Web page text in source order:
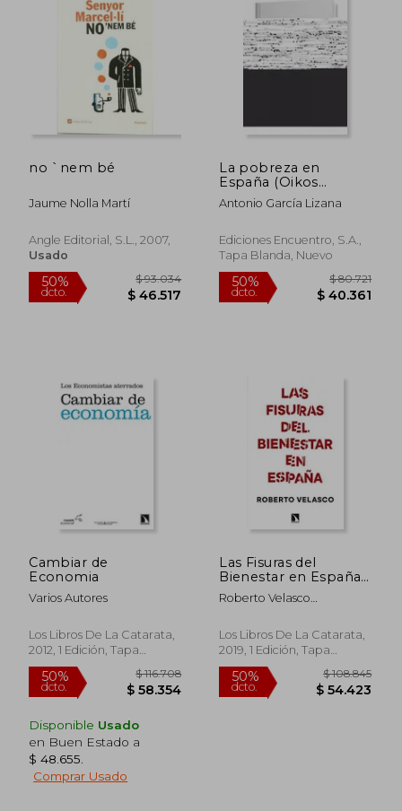
$ 54.031
no `nem bé
Jaume Nolla Martí
Angle Editorial, S.l., 2007,
Usado
50% $ 93.034
La pobreza en
España (Oikos
Nomos)
Antonio García Lizana
Ediciones Encuentro, S.A.,
Tapa Blanda, Nuevo
50%
Cambiar de
Economia
Varios Autores
Los Libros De La Catarata,
2012, 1 Edición, Tapa
Blanda, Nuevo
Disponible Usado
en Buen Estado a
$ 48.655
Comprar Usado
Las Fisuras del
Bienestar en España
(Mayor)
Roberto Velasco
Los Libros De La Catarata,
2019, 1 Edición, Tapa
Blanda, Nuevo